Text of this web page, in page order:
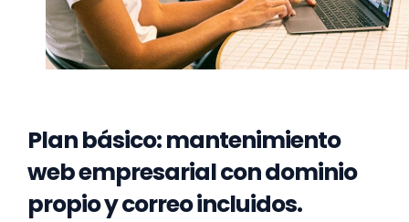
Plan básico: mantenimiento
web empresarial con dominio
propio y correo incluidos.